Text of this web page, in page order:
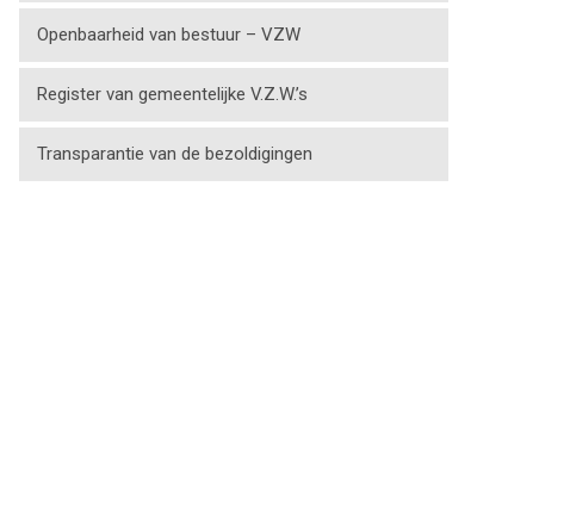
Openbaarheid van bestuur – VZW
Register van gemeentelijke V.Z.W.’s
Transparantie van de bezoldigingen